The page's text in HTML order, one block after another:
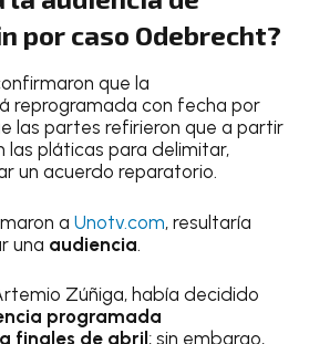
por caso Odebrecht?
que la
reprogramada con fecha por
las partes refirieron que a partir
las pláticas para delimitar,
un acuerdo reparatorio.
aUnotv.com, resultaría
una audiencia.
Zúñiga, había decidido
programada
finales de abril ; sin embargo,